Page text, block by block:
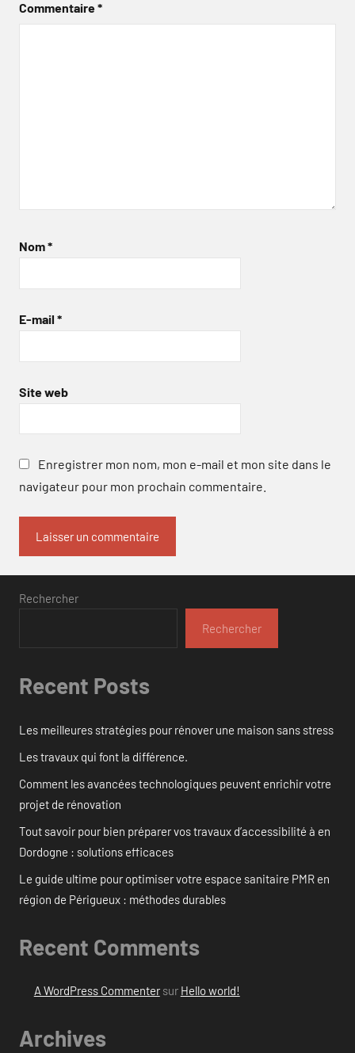
Commentaire*
Nom*
E-mail *
Site web
Enregistrer mon nom, mon e-mail et mon site dans le
navigateur pour mon prochain commentaire.
Rechercher
Rechercher
Recent Posts
Les meilleures stratégies pour rénover une maison sans stress
Les travaux qui font la différence.
Comment les avancées technologiques peuvent enrichir votre
projet de rénovation
Tout savoir pour bien préparer vos travaux d’accessibilité à en
Dordogne : solutions efficaces
Le guide ultime pour optimiser votre espace sanitaire PMR en
région de Périgueux : méthodes durables
Recent Comments
A WordPress Commentersur Hello world!
Archives